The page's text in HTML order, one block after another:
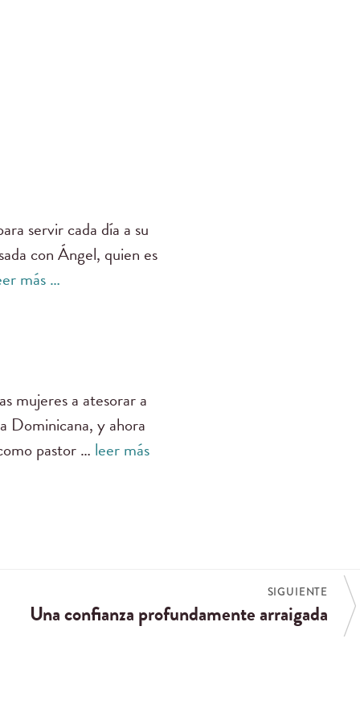
servir cada día a su
con Ángel, quien es
más …
mujeres a atesorar a
Dominicana, y ahora
pastor … leer más
SIGUIENTE
Una confianza profundamente arraigada